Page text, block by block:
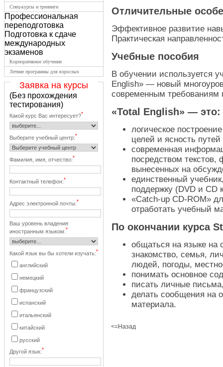
Спец-курсы и тренинги
Профессиональная
переподготовка
Подготовка к сдаче
международных
экзаменов
Корпоративное обучение
Летние программы для взрослых
Заявка на курсы
(Без прохождения
тестирования)
Какой курс Вас интересует?*
Выберите учебный центр:*
Фамилия, имя, отчество:*
Контактный телефон:*
Адрес электронной почты:*
Ваш уровень владения
иностранным языком:*
Какой язык вы бы хотели изучать:*
английский
немецкий
французский
испанский
итальянский
китайский
русский
Другой язык:*
Отличительные
Эффективное развитие
Практическая
Учебные пособия
В обучении используется
English» — новый
современным требованиям
«Total English» — это:
логическое
целей и ясность
современная
посредством
вынесенных на
единственный
поддержку (DVD и CD
«Catch-up CD-ROM»
отработать учебный
По окончании курса
общаться на языке
знакомство, семья,
людей, погоды,
понимать основное
писать личные
делать сообщения на
материала.
<=Назад